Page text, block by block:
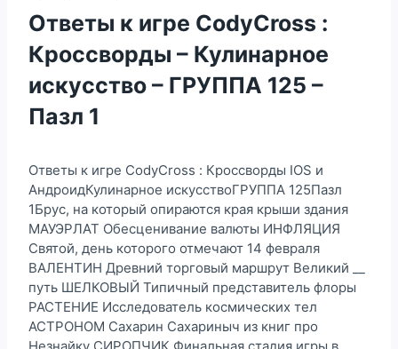
Ответы к игре CodyCross :
Кроссворды – Кулинарное
искусство – ГРУППА 125 –
Пазл 1
Ответы к игре CodyCross : Кроссворды IOS и
АндроидКулинарное искусствоГРУППА 125Пазл
1Брус, на который опираются края крыши здания
МАУЭРЛАТ Обесценивание валюты ИНФЛЯЦИЯ
Святой, день которого отмечают 14 февраля
ВАЛЕНТИН Древний торговый маршрут Великий __
путь ШЕЛКОВЫЙ Типичный представитель флоры
РАСТЕНИЕ Исследователь космических тел
АСТРОНОМ Сахарин Сахариныч из книг про